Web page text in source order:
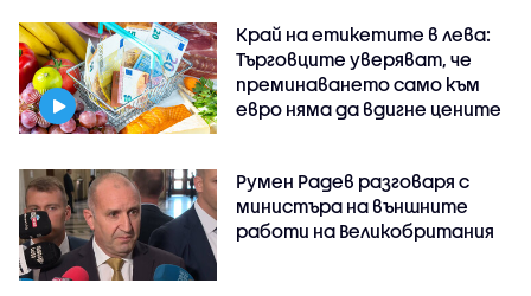
Край на етикетите в лева:
Търговците уверяват, че
преминаването само към
евро няма да вдигне цените
Румен Радев разговаря с
министъра на външните
работи на Великобритания